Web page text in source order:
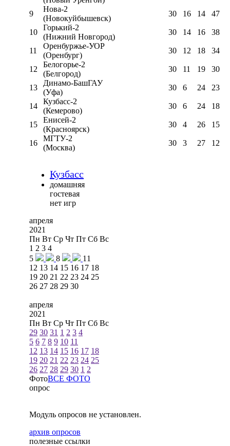
9
Нова-2
(Новокуйбышевск)
30 16 14 47
10
Горький-2
(Нижний Новгород)
30 14 16 38
11
Оренбуржье-УОР
(Оренбург)
30 12 18 34
12
Белогорье-2
(Белгород)
30 11 19 30
13
Динамо-БашГАУ
(Уфа)
30 6 24 23
14
Кузбасс-2
(Кемерово)
30 6 24 18
15
Енисей-2
(Красноярск)
30 4 26 15
16
МГТУ-2
(Москва)
30 3 27 12
Кузбасс
домашняя
гостевая
нет игр
апреля
2021
Пн Вт Ср Чт Пт Сб Вс
1 2 3 4
5
8
11
12 13 14 15 16 17 18
19 20 21 22 23 24 25
26 27 28 29 30
апреля
2021
Пн Вт Ср Чт Пт Сб Вс
29 30 31 1 2 3 4
5 6 7 8 9 10 11
12 13 14 15 16 17 18
19 20 21 22 23 24 25
26 27 28 29 30 1 2
ФотоВСЕ ФОТО
опрос
Модуль опросов не установлен.
архив опросов
полезные ссылки